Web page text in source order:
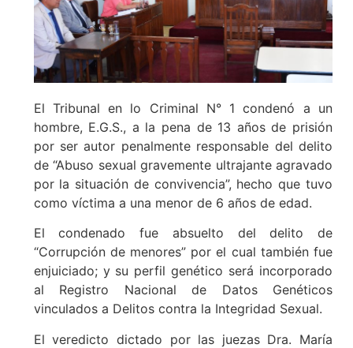
El Tribunal en lo Criminal N° 1 condenó a un
hombre, E.G.S., a la pena de 13 años de prisión
por ser autor penalmente responsable del delito
de “Abuso sexual gravemente ultrajante agravado
por la situación de convivencia”, hecho que tuvo
como víctima a una menor de 6 años de edad.
El condenado fue absuelto del delito de
“Corrupción de menores” por el cual también fue
enjuiciado; y su perfil genético será incorporado
al Registro Nacional de Datos Genéticos
vinculados a Delitos contra la Integridad Sexual.
El veredicto dictado por las juezas Dra. María